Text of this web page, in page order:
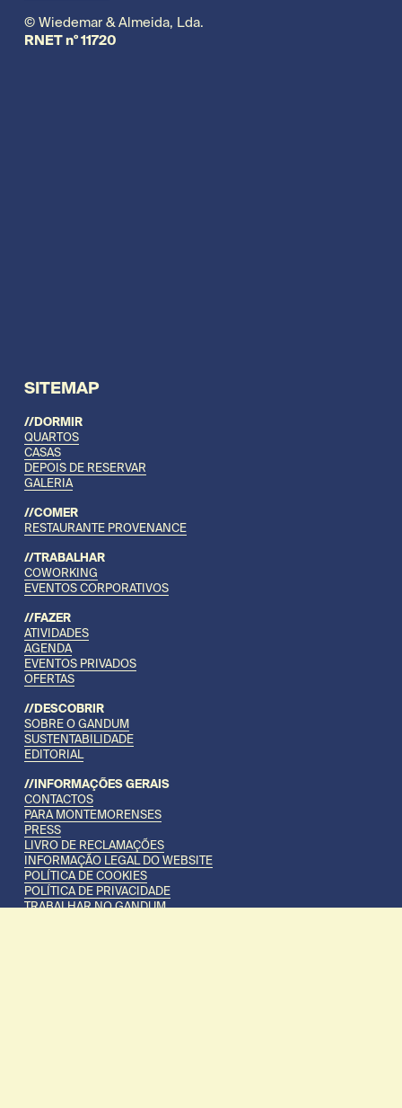
© Wiedemar & Almeida, Lda.
RNET nº 11720
SITEMAP
//DORMIR
QUARTOS
CASAS
DEPOIS DE RESERVAR
GALERIA
//COMER
RESTAURANTE PROVENANCE
//TRABALHAR
COWORKING
EVENTOS CORPORATIVOS
//FAZER
ATIVIDADES
AGENDA
EVENTOS PRIVADOS
OFERTAS
//DESCOBRIR
SOBRE O GANDUM
SUSTENTABILIDADE
EDITORIAL
//INFORMAÇÕES GERAIS
CONTACTOS
PARA MONTEMORENSES
PRESS
LIVRO DE RECLAMAÇÕES
INFORMAÇÃO LEGAL DO WEBSITE
POLÍTICA DE COOKIES
POLÍTICA DE PRIVACIDADE
TRABALHAR NO GANDUM